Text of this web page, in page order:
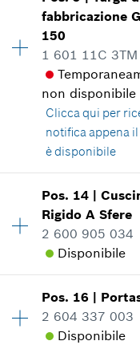
*Inclusa IVA
12,66
*Inclusa IVA
Disponibilità 1
Gruppo prezzo:
Applicazione
Mostrare
2,17 €*
*Inclusa IVA
fabbricazione
150
1 601 11C 3TM
non disponibile
Clicca qui per
notifica appena
è disponibile
Gruppo prezzo:
Informazioni
Applicazione
Pos. 14 |
Rigido A Sfere
2 600 905 034
Disponibile
Disponibilità 1
Gruppo prezzo
Informazioni
Pos. 16 |
2 604 337 003
Disponibile